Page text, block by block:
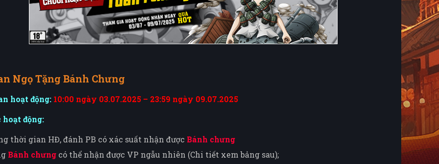
Ngọ Tặng Bánh Chưng
hoạt động: 10:00 ngày 03.07.2025 – 23:59 ngày 09.07.2025
hoạt động:
thời gian HĐ, đánh PB có xác suất nhận được Bánh chưng
Bánh chưng có thể nhận được VP ngẫu nhiên (Chi tiết xem bảng sau);